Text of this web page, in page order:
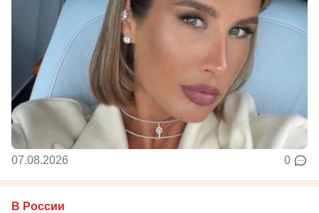
07.08.2026 0
В России